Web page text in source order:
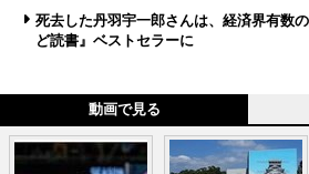
死去した丹羽宇一郎さんは、経済界有数
ど読書』ベストセラーに
動画で見る